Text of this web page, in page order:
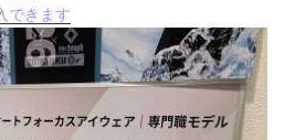
できます